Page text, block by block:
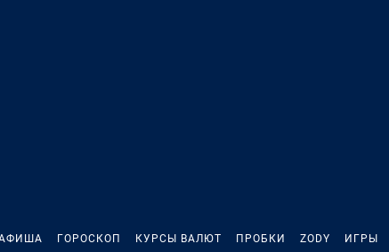
ГОРОСКОП КУРСЫ ВАЛЮТ ПРОБКИ ZODY ИГРЫ